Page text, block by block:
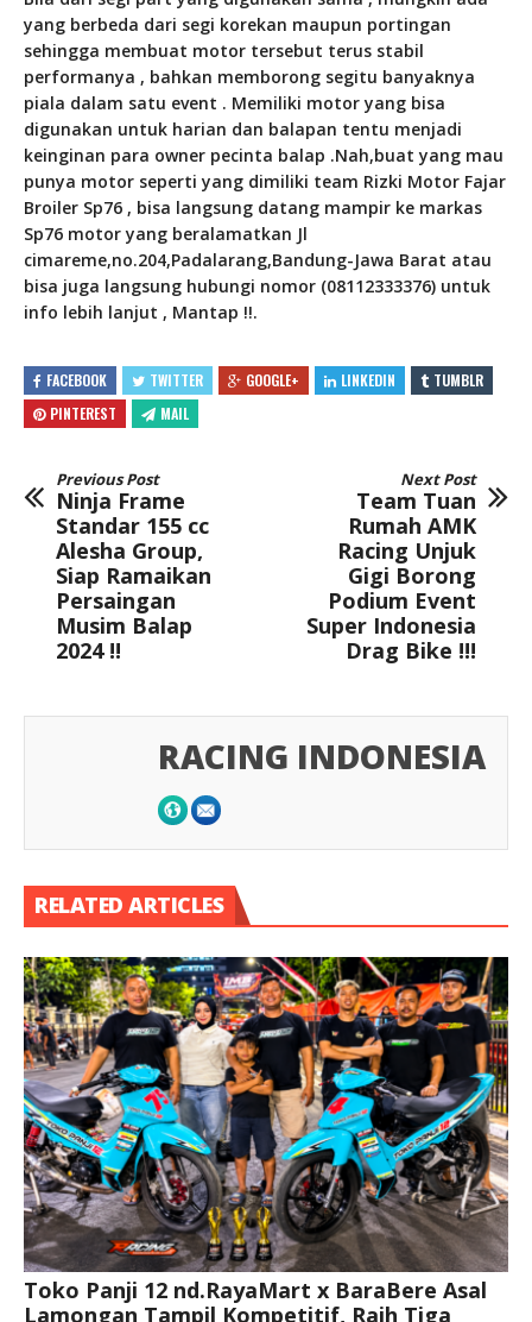
yang berbeda dari segi korekan maupun portingan
sehingga membuat motor tersebut terus stabil
performanya , bahkan memborong segitu banyaknya
piala dalam satu event . Memiliki motor yang bisa
digunakan untuk harian dan balapan tentu menjadi
keinginan para owner pecinta balap .Nah,buat yang mau
punya motor seperti yang dimiliki team Rizki Motor Fajar
Broiler Sp76 , bisa langsung datang mampir ke markas
Sp76 motor yang beralamatkan Jl
cimareme,no.204,Padalarang,Bandung-Jawa Barat atau
bisa juga langsung hubungi nomor (08112333376) untuk
info lebih lanjut , Mantap !!.
FACEBOOK TWITTER GOOGLE+ LINKEDIN
TUMBLR
PINTEREST
MAIL
Previous Post
Ninja Frame
Standar 155 cc
Alesha Group,
Siap Ramaikan
Persaingan
Musim Balap
2024 !!
Next Post
Team Tuan
Rumah AMK
Racing Unjuk
Gigi Borong
Podium Event
Super Indonesia
Drag Bike !!!
RACING INDONESIA
RELATED ARTICLES
Toko Panji 12 nd.RayaMart x BaraBere Asal
Lamongan Tampil Kompetitif, Raih Tiga